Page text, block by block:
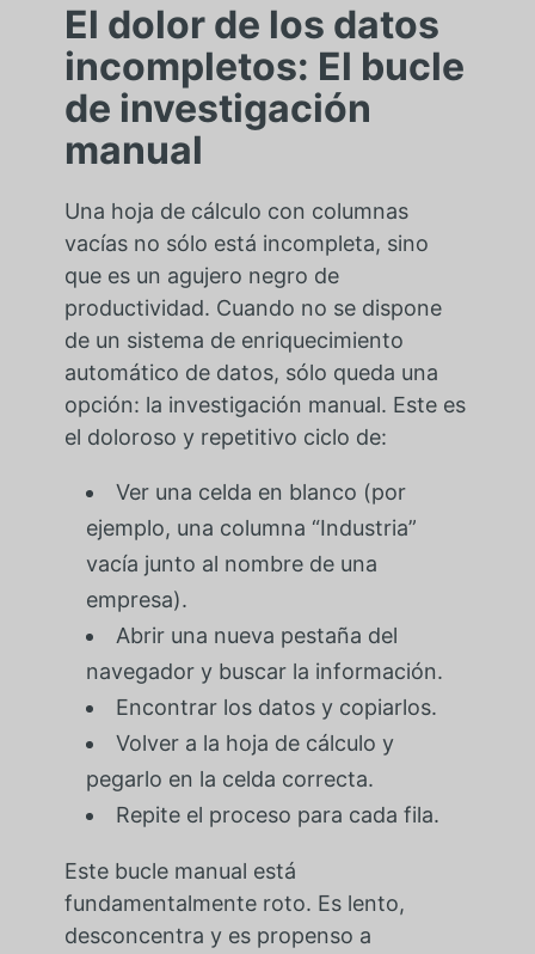
El dolor de los datos
incompletos: El bucle
de investigación
manual
Una hoja de cálculo con columnas
vacías no sólo está incompleta, sino
que es un agujero negro de
productividad. Cuando no se dispone
de un sistema de enriquecimiento
automático de datos, sólo queda una
opción: la investigación manual. Este es
el doloroso y repetitivo ciclo de:
Ver una celda en blanco (por
ejemplo, una columna “Industria”
vacía junto al nombre de una
empresa).
Abrir una nueva pestaña del
navegador y buscar la información.
Encontrar los datos y copiarlos.
Volver a la hoja de cálculo y
pegarlo en la celda correcta.
Repite el proceso para cada fila.
Este bucle manual está
fundamentalmente roto. Es lento,
desconcentra y es propenso a